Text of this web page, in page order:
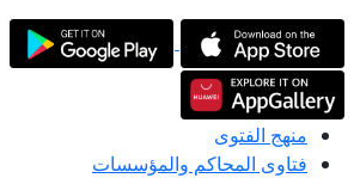
منهج الفتوى
فتاوى المحاكم والمؤسسات